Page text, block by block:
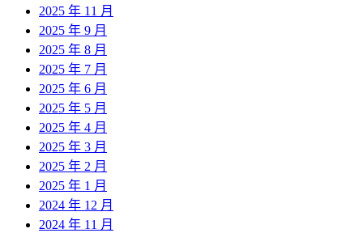
2025 年 11 月
2025 年 9 月
2025 年 8 月
2025 年 7 月
2025 年 6 月
2025 年 5 月
2025 年 4 月
2025 年 3 月
2025 年 2 月
2025 年 1 月
2024 年 12 月
2024 年 11 月